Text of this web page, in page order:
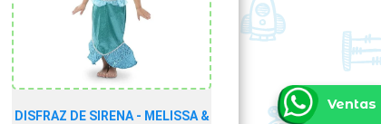
DISFRAZ DE SIRENA - MELISSA &
Ventas